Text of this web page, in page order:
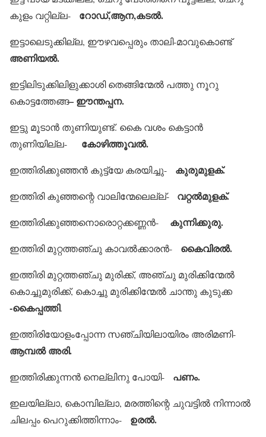
കുളം വറ്റില്ല- റോഡ്,ആന,കടല്‍.
ഇട്ടാലെടുക്കില്ല, ഈഴവപ്പെരും താലി-മാവുകൊണ്ട്
അണിയല്‍.
ഇട്ടിലിടുക്കിലിളുക്കാശി തെങ്ങിന്മേല്‍ പത്തു നൂറു
കൊട്ടത്തേങ്ങ– ഈന്തപ്പന.
ഇട്ടു മൂടാന്‍ തുണിയുണ്ട്. കൈ വശം കെട്ടാന്‍
തുണിയില്ല- കോഴിത്തൂവല്‍.
ഇത്തിരിക്കുഞ്ഞന്‍ കുട്ട്യേ കരയിച്ചു- കുരുമുളക്.
ഇത്തിരി കുഞ്ഞന്റെ വാലിന്മേലെല്ല്- വറ്റല്‍മുളക്.
ഇത്തിരിക്കുഞ്ഞനൊരൊറ്റക്കണ്ണന്‍- കുന്നിക്കുരു.
ഇത്തിരി മുറ്റത്തഞ്ചു കാവല്‍ക്കാരന്‍- കൈവിരല്‍.
ഇത്തിരി മുറ്റത്തഞ്ചു മുരിക്ക്, അഞ്ചു മുരിക്കിന്മേല്‍
കൊച്ചുമുരിക്ക്, കൊച്ചു മുരിക്കിന്മേല്‍ ചാന്തു കുടുക്ക
-കൈപ്പത്തി.
ഇത്തിരിയോളംപ്പോന്ന സഞ്ചിയിലായിരം അരിമണി-
ആമ്പല്‍ അരി.
ഇത്തിരിക്കുന്നന്‍ നെല്ലിനു പോയി- പണം.
ഇലയില്ലാ, കൊമ്പില്ലാ, മരത്തിന്റെ ചുവട്ടില്‍ നിന്നാല്‍
ചിലപ്പം പെറുക്കിത്തിന്നാം-
ഉരല്‍.